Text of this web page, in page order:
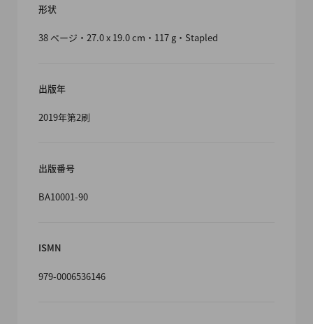
形状
38 ページ・27.0 x 19.0 cm・117 g・Stapled
出版年
2019年第2刷
出版番号
BA10001-90
ISMN
979-0006536146